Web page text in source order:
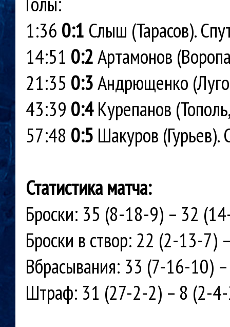
1:36 0:1 Слыш (Тарасов).
14:51 0:2Артамонов
21:35 0:3Андрющенко
43:39 0:4Курепанов
57:48 0:5 Шакуров
Статистика матча:
Броски: 35 (8-18-9) – 32
Броски в створ: 22 (2-13-7)
Вбрасывания: 33 (7-16-10)
Штраф: 31 (27-2-2) – 8 (2-